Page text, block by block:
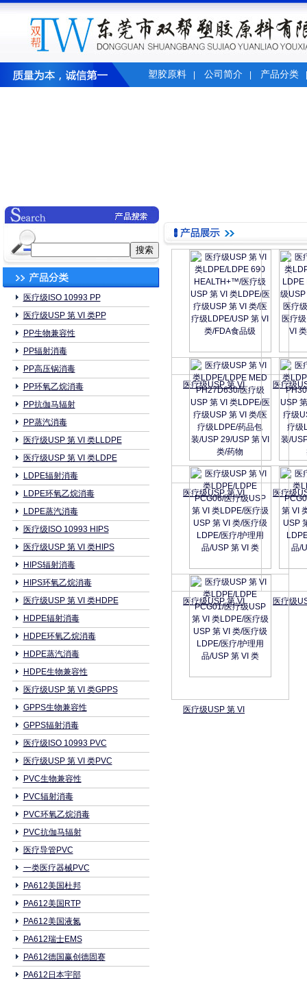
塑胶原料 公司简介 产品分类
医疗级ISO 10993 PP
医疗级USP 第 VI 类PP
PP生物兼容性
PP辐射消毒
PP高压锅消毒
PP环氧乙烷消毒
PP抗伽马辐射
PP蒸汽消毒
医疗级USP 第 VI 类LLDPE
医疗级USP 第 VI 类LDPE
LDPE辐射消毒
LDPE环氧乙烷消毒
LDPE蒸汽消毒
医疗级ISO 10993 HIPS
医疗级USP 第 VI 类HIPS
HIPS辐射消毒
HIPS环氧乙烷消毒
医疗级USP 第 VI 类HDPE
HDPE辐射消毒
HDPE环氧乙烷消毒
HDPE蒸汽消毒
HDPE生物兼容性
医疗级USP 第 VI 类GPPS
GPPS生物兼容性
GPPS辐射消毒
医疗级ISO 10993 PVC
医疗级USP 第 VI 类PVC
PVC生物兼容性
PVC辐射消毒
PVC环氧乙烷消毒
PVC抗伽马辐射
医疗导管PVC
一类医疗器械PVC
PA612美国杜邦
PA612美国RTP
PA612美国液氮
PA612瑞士EMS
PA612德国赢创德固赛
PA612日本宇部
医疗级USP 第 VI 医疗级
医疗级USP 第 VI 医疗级
医疗级USP 第 VI 医疗级
医疗级USP 第 VI